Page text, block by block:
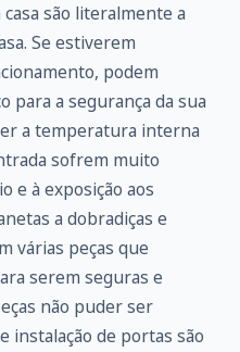
são literalmente a
Se estiverem
podem
para a segurança da sua
a temperatura interna
sofrem muito
e à exposição aos
a dobradiças e
várias peças que
serem seguras e
não puder ser
instalação de portas são